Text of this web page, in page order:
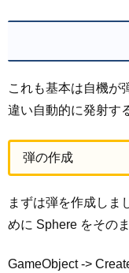
これも基本は自機が
違い自動的に発射す
弾の作成
まずは弾を作成しま
めに Sphere をその
GameObject ->